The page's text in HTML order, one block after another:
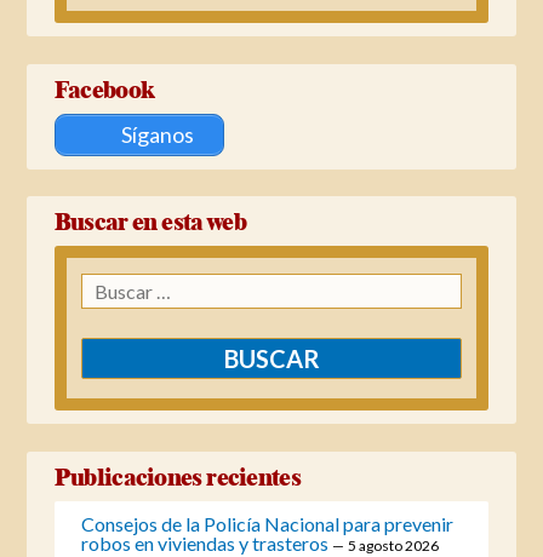
Facebook
Síganos
Buscar en esta web
Buscar:
Publicaciones recientes
Consejos de la Policía Nacional para prevenir
robos en viviendas y trasteros
5 agosto 2026